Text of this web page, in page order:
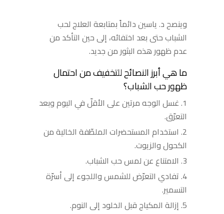
وينصح د. ياسين دائماً بمتابعة العلاج لحب
الشباب حتى بعد اختفائه، إلى حين التأكد من
عدم ظهور هذه البثور من جديد.
ما هي أبرز النصائح للتخفيف من احتمال
ظهور حب الشباب؟
غسل الوجه مرتين على الأقلّ في اليوم وبعد
التعرّق.
استخدام المستحضرات الملطّفة الخالية من
الكحول والزيوت.
الامتناع عن لمس حب الشباب.
تفادي التعرّض للشمس واللجوء إلى أسرّة
التسمير.
إزالة المكياج قبل الخلود إلى النوم.